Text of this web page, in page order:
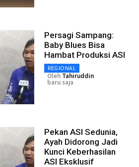
Persagi Sampang:
Baby Blues Bisa
Hambat Produksi ASI
REGIONAL
Oleh Tahiruddin
baru saja
Pekan ASI Sedunia,
Ayah Didorong Jadi
Kunci Keberhasilan
ASI Eksklusif